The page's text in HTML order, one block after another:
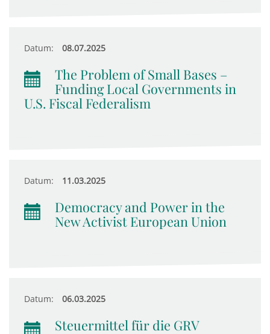
Datum: 08.07.2025
The Problem of Small Bases –
Funding Local Governments in
U.S. Fiscal Federalism
Datum: 11.03.2025
Democracy and Power in the
New Activist European Union
Datum: 06.03.2025
Steuermittel für die GRV